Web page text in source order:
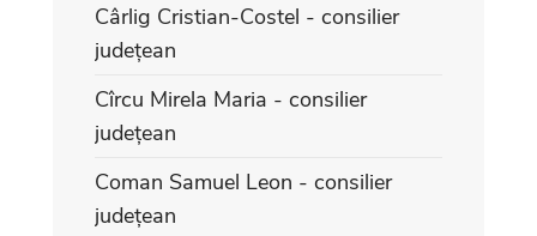
Cârlig Cristian-Costel - consilier
județean
Cîrcu Mirela Maria - consilier
județean
Coman Samuel Leon - consilier
județean